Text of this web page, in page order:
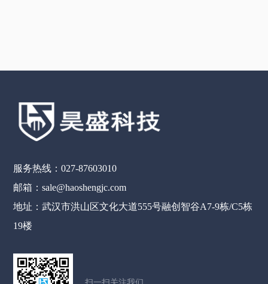
服务热线：027-87603010
邮箱：sale@haoshengjc.com
地址：武汉市洪山区文化大道555号融创智谷A7-9栋/C5栋
19楼